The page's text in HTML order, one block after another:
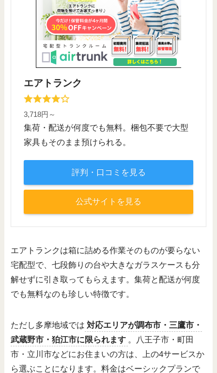
エアトランク
3,718円～
集荷・配送が何度でも無料。梱包不要で大型
家具もそのまま預けられる。
評判・口コミを見る
公式サイトを見る
エアトランクは箱に詰める作業そのものが要らない
宅配型で、七段飾りの台や大きなガラスケースも分
解せずに引き取ってもらえます。集荷と配送が何度
でも無料なのも珍しい特徴です。
ただし多摩地域では 対応エリアが調布市・三鷹市・
武蔵野市・狛江市に限られます 。八王子市・町田
市・立川市などにお住まいの方は、上の4サービスか
ら選ぶことになります。料金はベーシックプランで